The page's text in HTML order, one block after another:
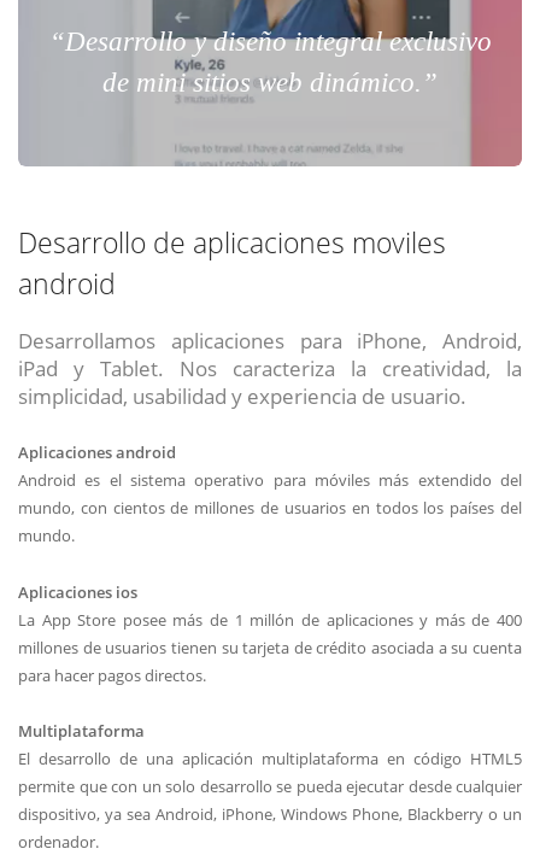
“Desarrollo y diseño integral exclusivo
de mini sitios web dinámico.”
Desarrollo de aplicaciones moviles
android
Desarrollamos aplicaciones para iPhone, Android,
iPad y Tablet. Nos caracteriza la creatividad, la
simplicidad, usabilidad y experiencia de usuario.
Aplicaciones android
Android es el sistema operativo para móviles más extendido del
mundo, con cientos de millones de usuarios en todos los países del
mundo.
Aplicaciones ios
La App Store posee más de 1 millón de aplicaciones y más de 400
millones de usuarios tienen su tarjeta de crédito asociada a su cuenta
para hacer pagos directos.
Multiplataforma
El desarrollo de una aplicación multiplataforma en código HTML5
permite que con un solo desarrollo se pueda ejecutar desde cualquier
dispositivo, ya sea Android, iPhone, Windows Phone, Blackberry o un
ordenador.